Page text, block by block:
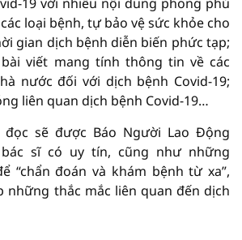
19 với nhiều nội dung phong phú
loại bệnh, tự bảo vệ sức khỏe cho
gian dịch bệnh diễn biến phức tạp;
viết mang tính thông tin về các
nước đối với dịch bệnh Covid-19;
liên quan dịch bệnh Covid-19…
đọc sẽ được Báo Người Lao Động
bác sĩ có uy tín, cũng như những
“chẩn đoán và khám bệnh từ xa”,
những thắc mắc liên quan đến dịch